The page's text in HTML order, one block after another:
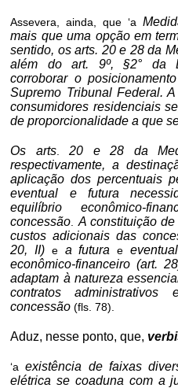
Assevera, ainda,que ‘a
mais queuma opção em
sentido, os arts. 20 e 28 da
além do art. 9º, §2° da
corroborar o
Supremo Tribunal Federal. A
consumidores residenciais
deproporcionalidadea que
Os arts.20 e 28 da
respectivamente, a
aplicação dos percentuais
eventual e futura
equilíbrio econômico-
concessão.A constituição
custos adicionais das
20, II) e a futura e
econômico-financeiro (art.
adaptam à natureza
contratos
concessão (fls. 78).
Aduz, nesse ponto, que,
‘aexistência de faixas
elétrica se coaduna com a